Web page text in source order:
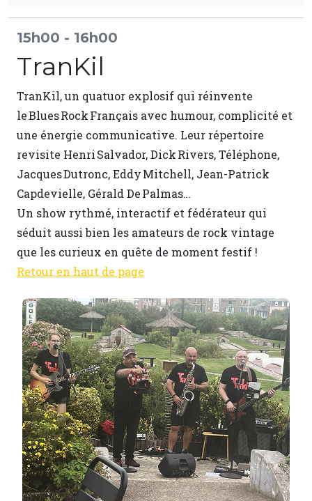
15h00 - 16h00
TranKil
TranKil, un quatuor explosif qui réinvente
le Blues Rock Français avec humour, complicité et
une énergie communicative. Leur répertoire
revisite Henri Salvador, Dick Rivers, Téléphone,
Jacques Dutronc, Eddy Mitchell, Jean-Patrick
Capdevielle, Gérald De Palmas…
Un show rythmé, interactif et fédérateur qui
séduit aussi bien les amateurs de rock vintage
que les curieux en quête de moment festif !
Retour en haut de page